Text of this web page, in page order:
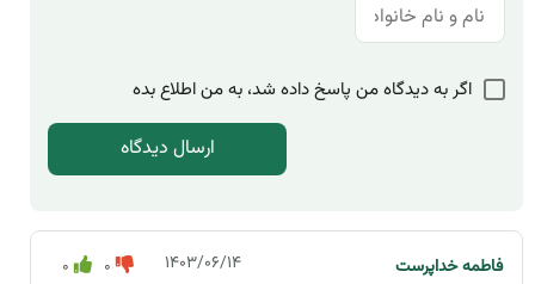
۱۴۰۳/۰۶/۱۴ فاطمه خداپرست ۰ 0
اگر به دیدگاه من پاسخ داده شد، به من اطلاع بده